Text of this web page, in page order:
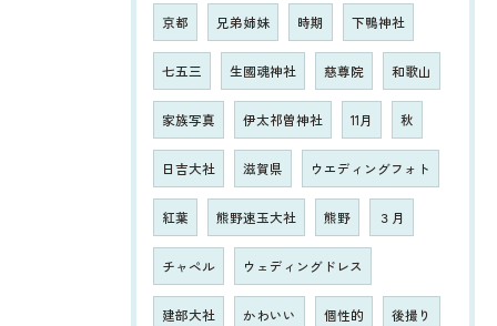
京都 兄弟姉妹 時期 下鴨神社
七五三 生國魂神社 慈尊院 和歌山
家族写真 伊太祁曽神社 11月 秋
日吉大社 滋賀県 ウエディングフォト
紅葉 熊野速玉大社 熊野 ３月
チャペル ウェディングドレス
建部大社 かわいい 個性的 後撮り